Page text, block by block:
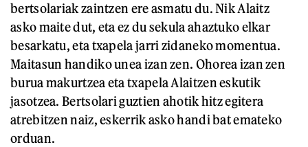
bertsolariak zaintzen ere asmatu du. Nik Alaitz
asko maite dut, eta ez du sekula ahaztuko elkar
besarkatu, eta txapela jarri zidaneko momentua.
Maitasun handiko unea izan zen. Ohorea izan zen
burua makurtzea eta txapela Alaitzen eskutik
jasotzea. Bertsolari guztien ahotik hitz egitera
atrebitzen naiz, eskerrik asko handi bat emateko
orduan.